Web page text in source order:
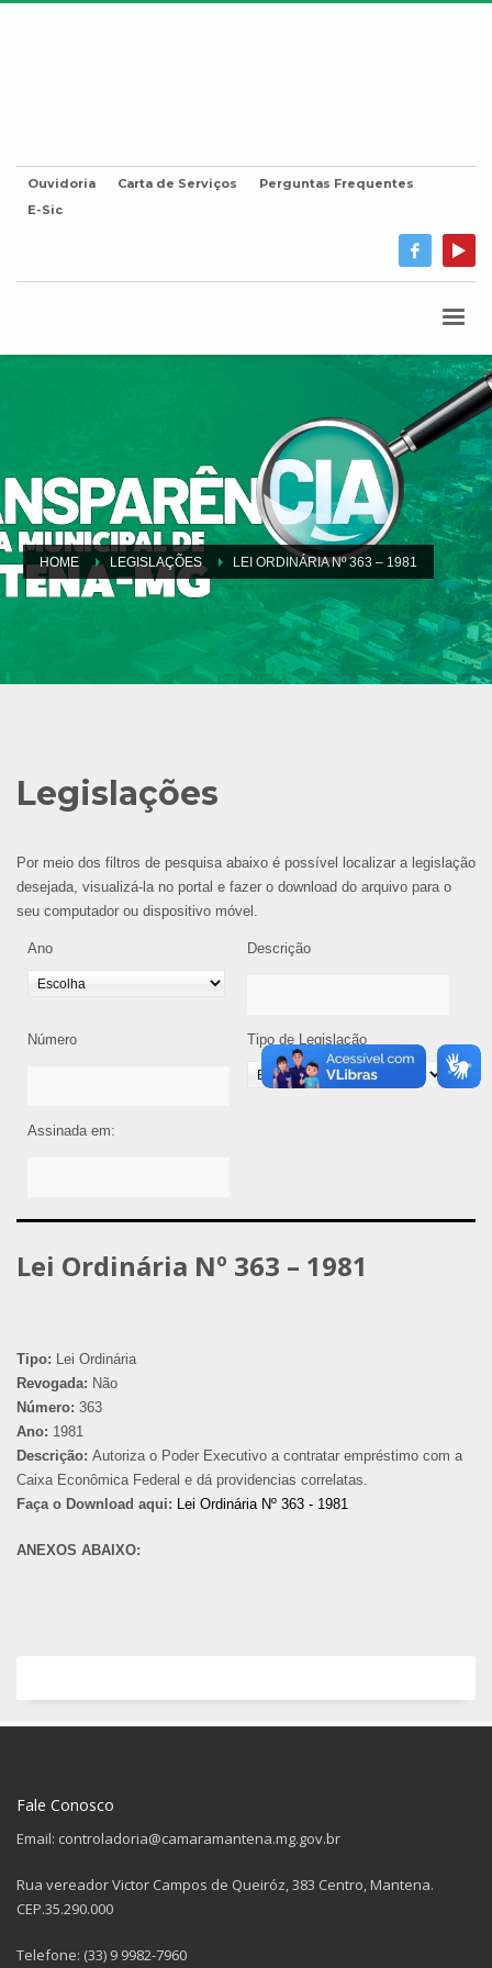
Ouvidoria Carta de Serviços
Perguntas Frequentes
E-Sic
HOME LEGISLAÇÕES LEI ORDINÁRIA Nº 363 – 1981
Legislações
Por meio dos filtros de pesquisa abaixo é possível localizar a legislação
desejada, visualizá-la no portal e fazer o download do arquivo para o
seu computador ou dispositivo móvel.
Ano Descrição
Número Tipo de Legislação
Assinada em:
Lei Ordinária Nº 363 – 1981
Tipo: Lei Ordinária
Revogada: Não
Número: 363
Ano: 1981
Descrição: Autoriza o Poder Executivo a contratar empréstimo com a
Caixa Econômica Federal e dá providencias correlatas.
Faça o Download aqui: Lei Ordinária Nº 363 - 1981
ANEXOS ABAIXO:
Fale Conosco
Email: controladoria@camaramantena.mg.gov.br
Rua vereador Victor Campos de Queiróz, 383 Centro, Mantena.
CEP.35.290.000
Telefone: (33) 9 9982-7960